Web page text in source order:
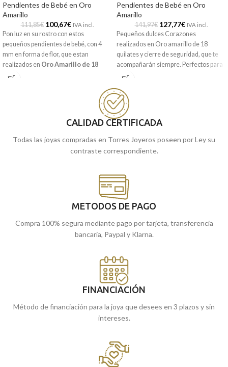
Pendientes de Bebé en Oro
Amarillo
111,85€ 100,67€ IVA incl.
Pon luz en su rostro con estos
pequeños pendientes de bebé, con 4
mm en forma de flor, que estan
realizados en Oro Amarillo de 18
Quilates
Puedes encontrarlas en nuestras
tiendas de Málaga y Melilla, o si lo
prefieres, puedes encargarla online
Pendientes de Bebé en Oro
Amarillo
141,97€ 127,77€ IVA incl.
Pequeños dulces Corazones
realizados en Oro amarillo de 18
quilates y cierre de seguridad, que te
acompañarán siempre. Perfectos para
regalar a bebés.
CALIDAD CERTIFICADA
Todas las joyas compradas en Torres Joyeros poseen por Ley su
contraste correspondiente.
METODOS DE PAGO
Compra 100% segura mediante pago por tarjeta, transferencia
bancaria, Paypal y Klarna.
FINANCIACIÓN
Método de financiación para la joya que desees en 3 plazos y sin
intereses.